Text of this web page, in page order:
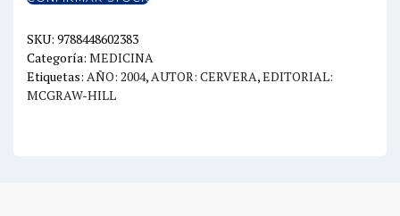
SKU: 9788448602383
Categoría: MEDICINA
Etiquetas: AÑO: 2004, AUTOR: CERVERA,EDITORIAL:
MCGRAW-HILL